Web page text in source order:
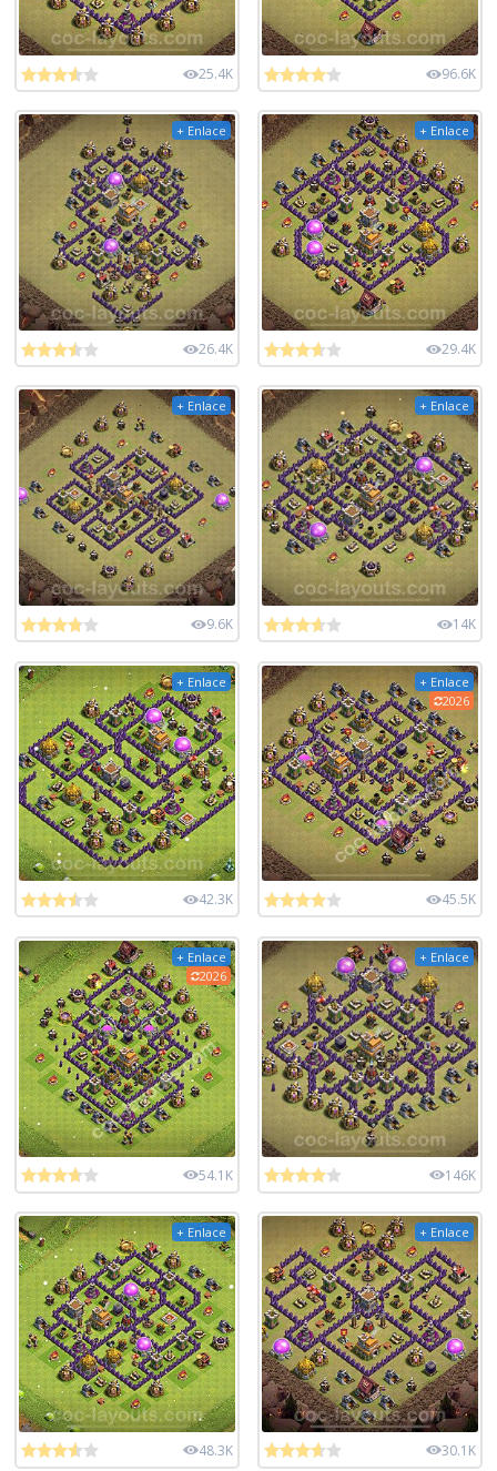
25.4K 96.6K
+ Enlace
26.4K
+ Enlace
29.4K
+ Enlace
9.6K
+ Enlace
14K
+ Enlace
42.3K
+ Enlace
2026
45.5K
+ Enlace
2026
54.1K
+ Enlace
146K
+ Enlace
48.3K
+ Enlace
30.1K